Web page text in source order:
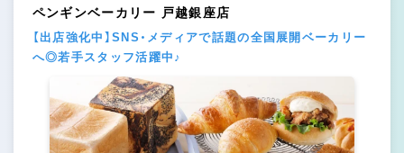
ペンギンベーカリー 戸越銀座店
【出店強化中】SNS・メディアで話題の全国展開ベーカリー
へ◎若手スタッフ活躍中♪